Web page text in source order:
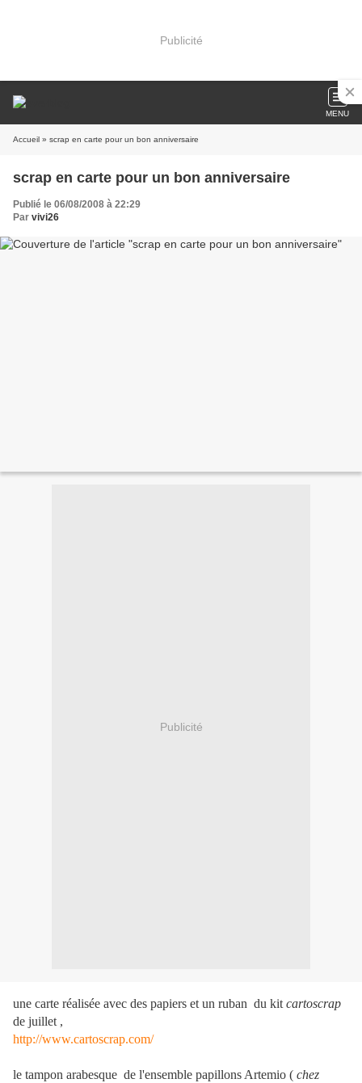
Publicité
MENU
Accueil » scrap en carte pour un bon anniversaire
scrap en carte pour un bon anniversaire
Publié le 06/08/2008 à 22:29
Par vivi26
Publicité
une carte réalisée avec des papiers et un ruban du kit cartoscrap
de juillet ,
http://www.cartoscrap.com/
le tampon arabesque de l'ensemble papillons Artemio ( chez